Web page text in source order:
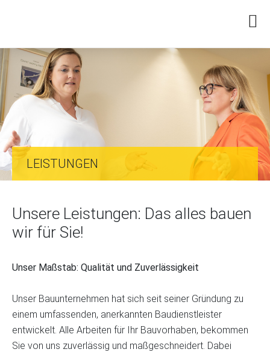
LEISTUNGEN
Unsere Leistungen: Das alles bauen
wir für Sie!
Unser Maßstab: Qualität und Zuverlässigkeit
Unser Bauunternehmen hat sich seit seiner Gründung zu
einem umfassenden, anerkannten Baudienstleister
entwickelt. Alle Arbeiten für Ihr Bauvorhaben, bekommen
Sie von uns zuverlässig und maßgeschneidert. Dabei